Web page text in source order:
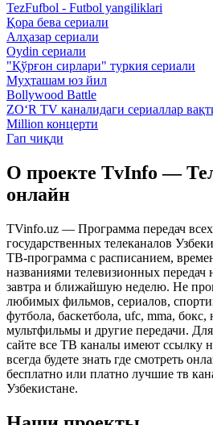
TezFufbol - Futbol yangiliklari
Қора бева сериали
Алҳазар сериали
Oydin сериали
"Қўрғон сирлари" туркия сериали
Муҳташам юз йил
Bollywood Battle
ZO‘R TV каналидаги сериаллар
Million концерти
Гап чиқди
О проекте TvInfo —
онлайн
TVinfo.uz — Программа передач
государственных телеканалов
ТВ-программа с расписанием,
названиями телевизионных передач
завтра и ближайшую неделю. Не
любимых фильмов, сериалов,
футбола, баскетбола, ufc, mma,
мультфильмы и другие передачи.
сайте все ТВ каналы имеют ссылку
всегда будете знать где смотреть
бесплатно или платно лучшие тв
Узбекистане.